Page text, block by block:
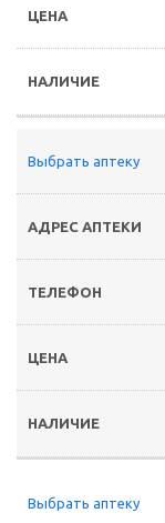
Выбрать аптеку
Выбрать аптеку